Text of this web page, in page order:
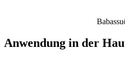
Anwendung in der